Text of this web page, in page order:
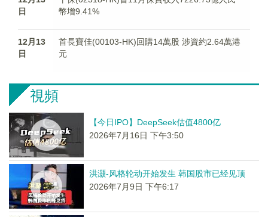
日
幣增9.41%
12月13
日
首長寶佳(00103-HK)回購14萬股 涉資約2.64萬港
元
視頻
【今日IPO】DeepSeek估值4800亿
2026年7月16日 下午3:50
洪灏-风格轮动开始发生 韩国股市已经见顶
2026年7月9日 下午6:17